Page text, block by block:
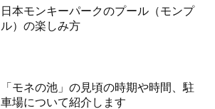
日本モンキーパークのプール（モンプ
ル）の楽しみ方
「モネの池」の見頃の時期や時間、駐
車場について紹介します